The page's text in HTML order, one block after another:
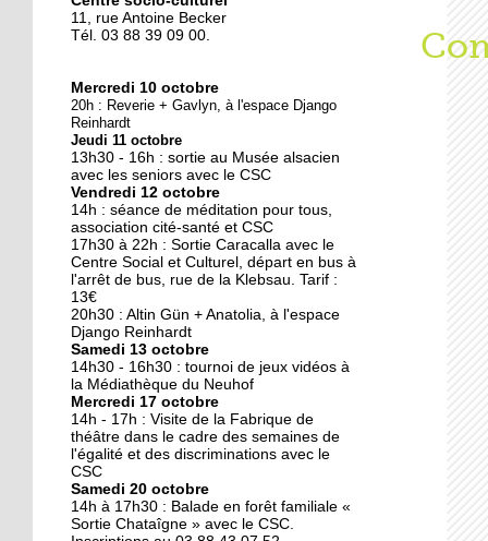
Les petites filles
chaussent leurs
10 octobre 2018
Nouveau look pour une
nouvelle mairie
19 octobre 2017
Face au challenge du
numérique
19 octobre 2017
La précarité tue
18 octobre 2017
Quatre décennies au
chevet du Neuhof
18 octobre 2017
11, rue Antoine Becker
Tél. 03 88 39 09 00.
Mercredi 10 octobre
20h : Reverie + Gavlyn, à l'espace Django
Reinhardt
Jeudi 11 octobre
13h30 - 16h : sortie au Musée alsacien
avec les seniors avec le CSC
Vendredi 12 octobre
14h : séance de méditation pour tous,
association cité-santé et CSC
17h30 à 22h : Sortie Caracalla avec le
Centre Social et Culturel, départ en bus à
l'arrêt de bus, rue de la Klebsau. Tarif :
13€
20h30 : Altin Gün + Anatolia, à l'espace
Django Reinhardt
Samedi 13 octobre
14h30 - 16h30 : tournoi de jeux vidéos à
la Médiathèque du Neuhof
Mercredi 17 octobre
14h - 17h : Visite de la Fabrique de
théâtre dans le cadre des semaines de
l'égalité et des discriminations avec le
CSC
Samedi 20 octobre
14h à 17h30 : Balade en forêt familiale «
Sortie Chataîgne » avec le CSC.